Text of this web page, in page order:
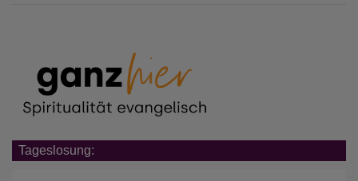
Tageslosung: